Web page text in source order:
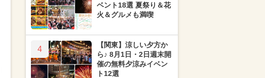
ベント18選 夏祭り＆花
火＆グルメも満喫
4
【関東】涼しい夕方か
ら♪ 8月1日・2日週末開
催の無料夕涼みイベン
ト12選